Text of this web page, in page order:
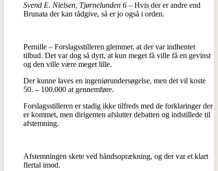
Svend E. Nielsen, Tjørnelunden 6 – Hvis der er andre end
Brunata der kan rådgive, så er jo også i orden.
Pernille – Forslagsstilleren glemmer, at der var indhentet
tilbud. Det var dog så dyrt, at kun meget få ville få en gevinst
og den ville være meget lille.
Der kunne laves en ingeniørundersøgelse, men det vil koste
50. – 100.000 at gennemføre.
Forslagsstilleren er stadig ikke tilfreds med de forklaringer der
er kommet, men dirigenten afslutter debatten og indstillede til
afstemning.
Afstemningen skete ved håndsoprækning, og der var et klart
flertal imod.